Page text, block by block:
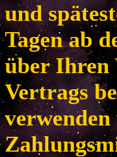
und
Tagen ab
über Ihren
Vertrags